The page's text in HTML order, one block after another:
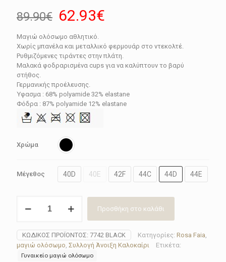
89.90€ Original
price
was:
89.90€.
62.93€
τιμή
είναι:
62.93€.
Μαγιώ ολόσωμο αθλητικό.
Χωρίς μπανέλα και μεταλλικό φερμουάρ στο ντεκολτέ.
Ρυθμιζόμενες τιράντες στην πλάτη.
Μαλακά φοδραρισμένα cups για να καλύπτουν το βαρύ
στήθος.
Γερμανικής προέλευσης.
Ύφασμα : 68% polyamide 32% elastane
Φόδρα : 87% polyamide 12% elastane
Χρώμα
Μέγεθος 40D 40E 42F 44C 44D 44E
ολόσωμο
Faia
7742
Black
ποσότητα
Προσθήκη στο καλάθι
ΚΩΔΙΚΌΣ ΠΡΟΪΌΝΤΟΣ: 7742 BLACK Κατηγορίες: Rosa Faia
μαγιώ ολόσωμο Συλλογή Άνοιξη Καλοκαίρι Ετικέτα:
Γυναικείο μαγιώ ολόσωμο